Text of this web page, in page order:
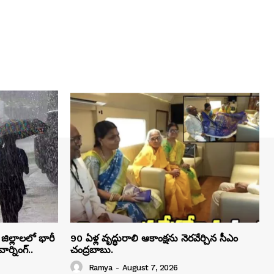
భారీ
90 ఏళ్ల వృద్ధురాలి ఆకాంక్షను నెరవేర్చిన సీఎం
చంద్రబాబు.
Ramya - August 7, 2026